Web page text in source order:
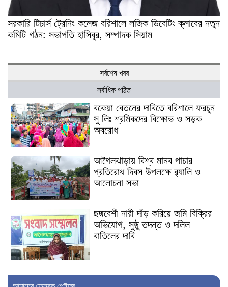
সরকারি টিচার্স ট্রেনিং কলেজ বরিশালে লজিক ডিবেটিং ক্লাবের নতুন
কমিটি গঠন: সভাপতি হাসিবুর, সম্পাদক সিয়াম
সর্বশেষ খবর
সর্বাধিক পঠিত
বকেয়া বেতনের দাবিতে বরিশালে ফরচুন
সু লিঃ শ্রমিকদের বিক্ষোভ ও সড়ক
অবরোধ
আগৈলঝাড়ায় বিশ্ব মানব পাচার
প্রতিরোধ দিবস উপলক্ষে র‍্যালি ও
আলোচনা সভা
ছদ্মবেশী নারী দাঁড় করিয়ে জমি বিক্রির
অভিযোগ, সুষ্ঠু তদন্ত ও দলিল
বাতিলের দাবি